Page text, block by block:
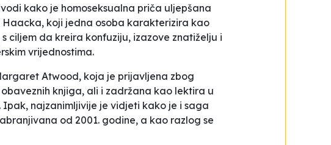
kako je homoseksualna priča uljepšana
Haacka, koji jedna osoba karakterizira kao
ciljem da kreira konfuziju, izazove znatiželju i
vrijednostima.
Atwood, koja je prijavljena zbog
obaveznih knjiga, ali i zadržana kao lektira u
najzanimljivije je vidjeti kako je i saga
od 2001. godine, a kao razlog se